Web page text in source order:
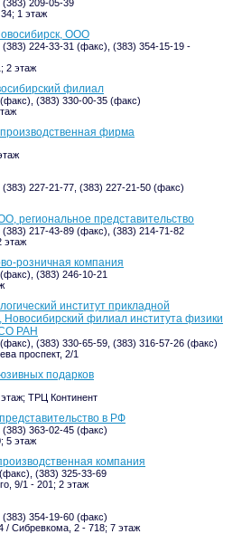
209-05-39
1 этаж
ООО
(383) 224-33-31 (факс), (383) 354-15-19 -
2 этаж
филиал
(383) 330-00-35 (факс)
фирма
227-21-77, (383) 227-21-50 (факс)
региональное представительство
217-43-89 (факс), (383) 214-71-82
этаж
розничная компания
(383) 246-10-21
институт прикладной
Новосибирский филиал института физики
РАН
(383) 330-65-59, (383) 316-57-26 (факс)
проспект, 2/1
подарков
ТРЦ Континент
в РФ
363-02-45 (факс)
5 этаж
компания
(383) 325-33-69
9/1 - 201; 2 этаж
354-19-60 (факс)
/ Сибревкома, 2 - 718; 7 этаж